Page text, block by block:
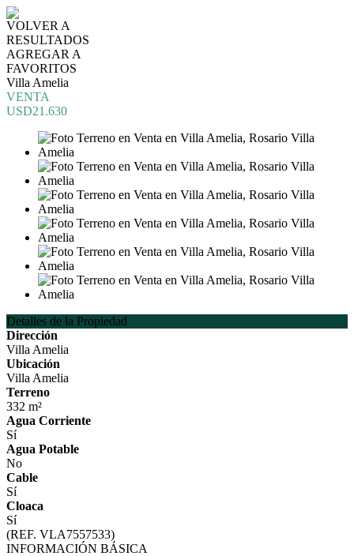
VOLVER A
RESULTADOS
AGREGAR A
FAVORITOS
Villa Amelia
VENTA
USD21.630
Detalles de la Propiedad
Dirección
Villa Amelia
Ubicación
Villa Amelia
Terreno
332 m²
Agua Corriente
Sí
Agua Potable
No
Cable
Sí
Cloaca
Sí
(REF. VLA7557533)
INFORMACIÓN BÁSICA